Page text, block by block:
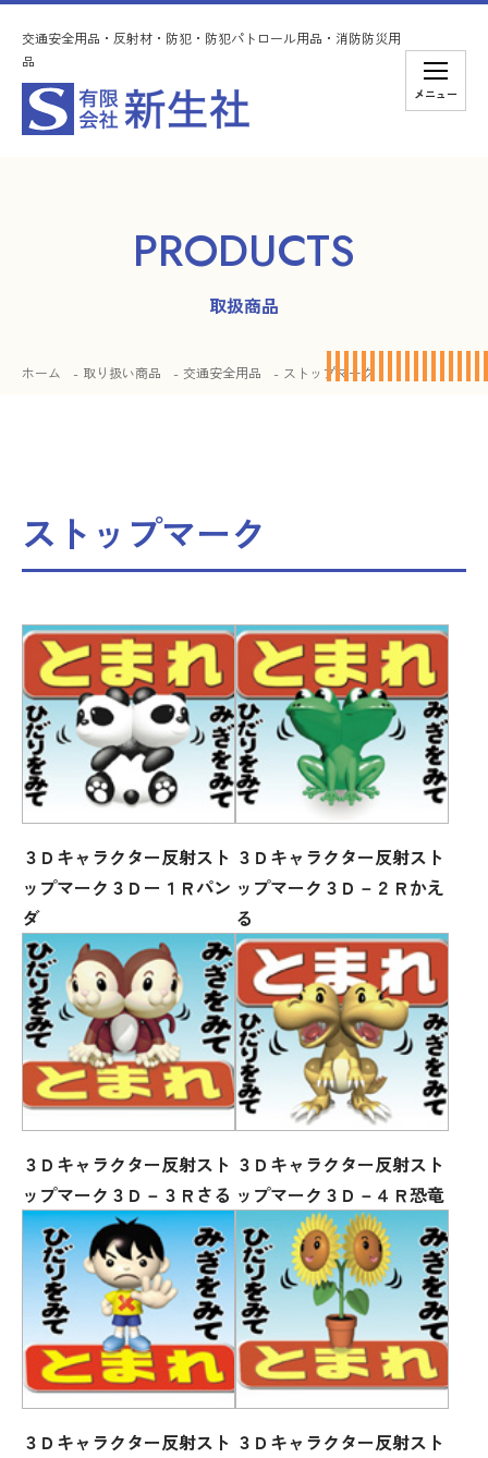
交通安全用品・反射材・防犯・防犯パトロール用品・消防防災用
品
メニュー
PRODUCTS
取扱商品
ホーム 取り扱い商品 交通安全用品 ストップマーク
ストップマーク
３Ｄキャラクター反射スト
ップマーク３Ｄー１Ｒパン
ダ
３Ｄキャラクター反射スト
ップマーク３Ｄ－２Ｒかえ
る
３Ｄキャラクター反射スト
ップマーク３Ｄ－３Ｒさる
３Ｄキャラクター反射スト
ップマーク３Ｄ－４Ｒ恐竜
３Ｄキャラクター反射スト ３Ｄキャラクター反射スト